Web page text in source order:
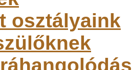
osztályaink